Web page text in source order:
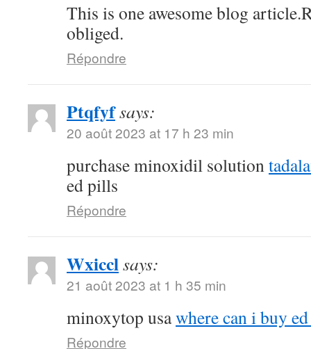
This is one awesome blog
obliged.
Répondre
Ptqfyfsays:
20 août 2023 at 17 h 23 min
purchase minoxidil solution
ed pills
Répondre
Wxicclsays:
21 août 2023 at 1 h 35 min
minoxytop usawhere can i buy
Répondre